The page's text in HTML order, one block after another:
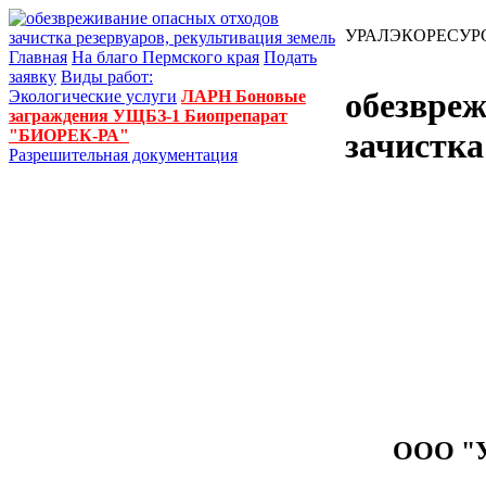
Главная На благо Пермского края Подать
заявку Виды работ:
Экологические услуги ЛАРНБоновые
заграждения УЩБЗ-1 Биопрепарат
"БИОРЕК-РА"
Разрешительная документация
ООО